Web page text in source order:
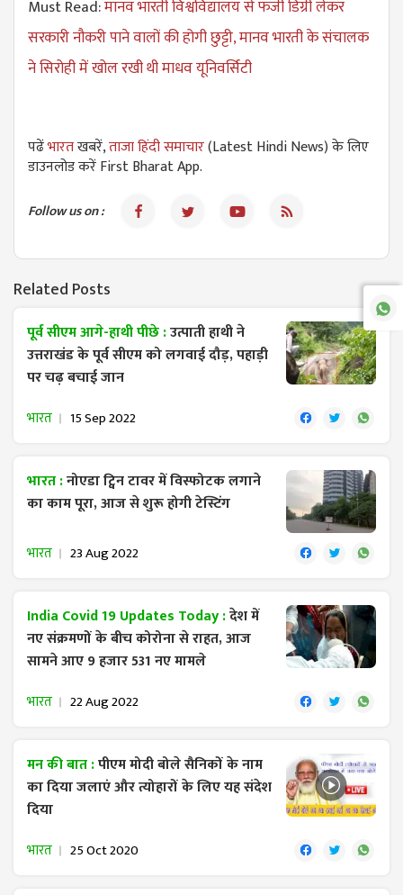
Must Read:मानव भारती विश्वविद्यालय से फर्जी डिग्री लेकर
सरकारी नौकरी पाने वालों की होगी छुट्टी, मानव भारती के संचालक
ने सिरोही में खोल रखी थी माधव यूनिवर्सिटी
पढेंभारतखबरें,ताजा हिंदी समाचार(Latest Hindi News) के लिए
डाउनलोड करें First Bharat App.
Follow us on :
Related Posts
पूर्व सीएम आगे-हाथी पीछे :उत्पाती हाथी ने
उत्तराखंड के पूर्व सीएम को लगवाई दौड़, पहाड़ी
पर चढ़ बचाई जान
भारत 15 Sep 2022
भारत :नोएडा ट्विन टावर में विस्फोटक लगाने
का काम पूरा, आज से शुरू होगी टेस्टिंग
भारत 23 Aug 2022
India Covid 19 Updates Today :देश में
नए संक्रमणों के बीच कोरोना से राहत, आज
सामने आए 9 हजार 531 नए मामले
भारत 22 Aug 2022
मन की बात :पीएम मोदी बोले सैनिकों के नाम
का दिया जलाएं और त्योहारों के लिए यह संदेश
दिया
भारत 25 Oct 2020